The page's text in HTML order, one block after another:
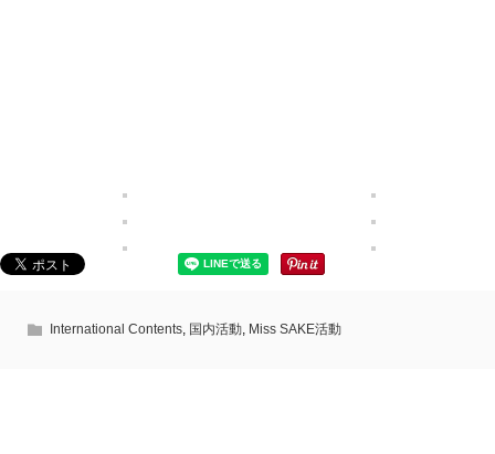
International Contents, 国内活動, Miss SAKE活動